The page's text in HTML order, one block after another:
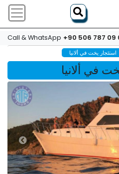
Call & WhatsApp +90 506 787 09
استئجار يخت في ألانيا
في ألانيا